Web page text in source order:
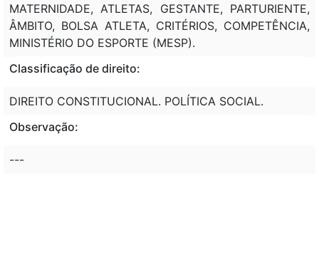
MATERNIDADE, ATLETAS, GESTANTE, PARTURIENTE,
ÂMBITO, BOLSA ATLETA, CRITÉRIOS, COMPETÊNCIA,
MINISTÉRIO DO ESPORTE (MESP).
Classificação de direito:
DIREITO CONSTITUCIONAL. POLÍTICA SOCIAL.
Observação:
---